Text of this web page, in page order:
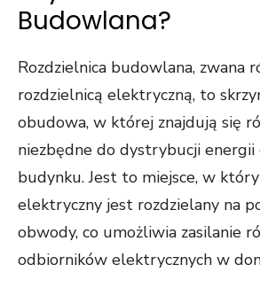
Budowlana?
Rozdzielnica budowlana, zwana
rozdzielnicą elektryczną, to
obudowa, w której znajdują się
niezbędne do dystrybucji
budynku. Jest to miejsce, w
elektryczny jest rozdzielany na
obwody, co umożliwia zasilanie
odbiorników elektrycznych w